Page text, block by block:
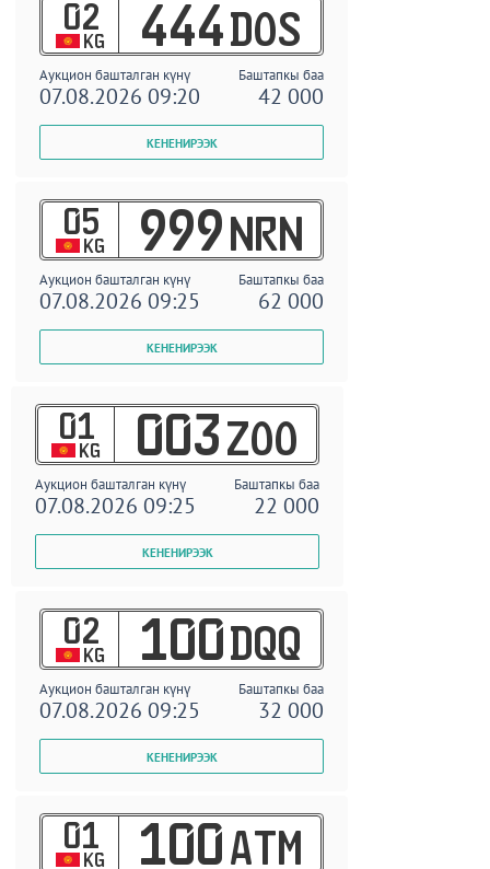
02
KG 444 DOS
Аукцион башталган күнү Баштапкы баа
07.08.2026 09:20 42 000
05
KG 999 NRN
Аукцион башталган күнү Баштапкы баа
07.08.2026 09:25 62 000
01
KG 003 ZOO
Аукцион башталган күнү Баштапкы баа
07.08.2026 09:25 22 000
02
KG 100 DQQ
Аукцион башталган күнү Баштапкы баа
07.08.2026 09:25 32 000
01
KG 100 ATM